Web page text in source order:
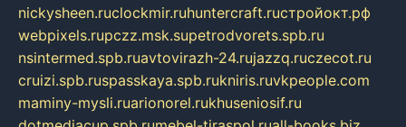
nickysheen.ruclockmir.ruhuntercraft.ruстройокт.рф
webpixels.rupczz.msk.supetrodvorets.spb.ru
nsintermed.spb.ruavtovirazh-24.rujazzq.ruczecot.ru
cruizi.spb.ruspasskaya.spb.rukniris.ruvkpeople.com
maminy-mysli.ruarionorel.rukhuseniosif.ru